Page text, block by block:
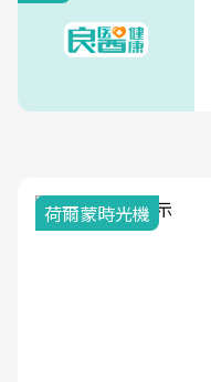
荷爾蒙時光機